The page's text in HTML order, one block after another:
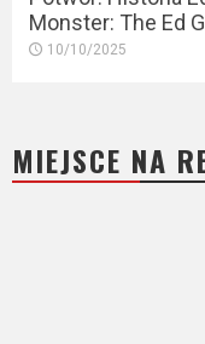
Monster: The Ed
10/10/2025
MIEJSCE NA